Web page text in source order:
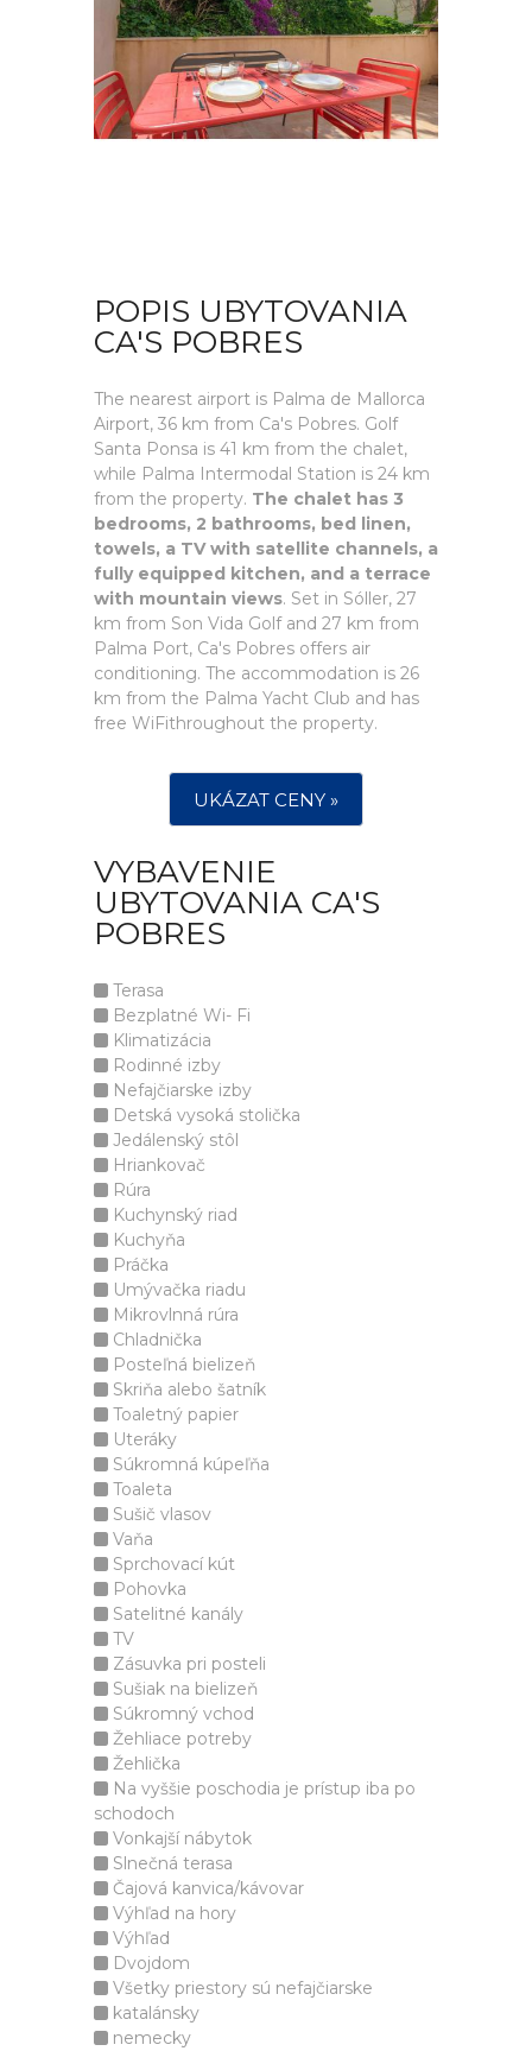
POPIS UBYTOVANIA
CA'S POBRES
The nearest airport is Palma de Mallorca
Airport, 36 km from Ca's Pobres. Golf
Santa Ponsa is 41 km from the chalet,
while Palma Intermodal Station is 24 km
from the property. The chalet has 3
bedrooms, 2 bathrooms, bed linen,
towels, a TV with satellite channels, a
fully equipped kitchen, and a terrace
with mountain views. Set in Sóller, 27
km from Son Vida Golf and 27 km from
Palma Port, Ca's Pobres offers air
conditioning. The accommodation is 26
km from the Palma Yacht Club and has
free WiFithroughout the property.
UKÁZAT CENY »
VYBAVENIE
UBYTOVANIA CA'S
POBRES
Terasa
Bezplatné Wi- Fi
Klimatizácia
Rodinné izby
Nefajčiarske izby
Detská vysoká stolička
Jedálenský stôl
Hriankovač
Rúra
Kuchynský riad
Kuchyňa
Práčka
Umývačka riadu
Mikrovlnná rúra
Chladnička
Posteľná bielizeň
Skriňa alebo šatník
Toaletný papier
Uteráky
Súkromná kúpeľňa
Toaleta
Sušič vlasov
Vaňa
Sprchovací kút
Pohovka
Satelitné kanály
TV
Zásuvka pri posteli
Sušiak na bielizeň
Súkromný vchod
Žehliace potreby
Žehlička
Na vyššie poschodia je prístup iba po
schodoch
Vonkajší nábytok
Slnečná terasa
Čajová kanvica/kávovar
Výhľad na hory
Výhľad
Dvojdom
Všetky priestory sú nefajčiarske
katalánsky
nemecky